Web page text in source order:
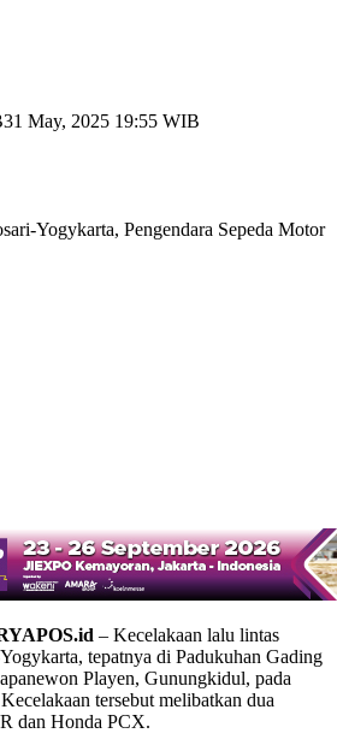
31 May, 2025 19:55 WIB
Yogykarta, Pengendara Sepeda Motor
– Kecelakaan lalu lintas
tepatnya di Padukuhan Gading
Playen, Gunungkidul, pada
tersebut melibatkan dua
dan Honda PCX.